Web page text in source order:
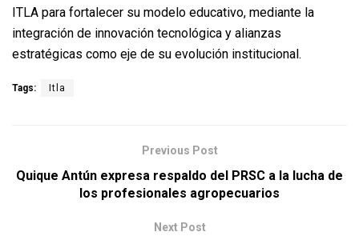
ITLA para fortalecer su modelo educativo, mediante la
integración de innovación tecnológica y alianzas
estratégicas como eje de su evolución institucional.
Tags: Itla
Previous Post
Quique Antún expresa respaldo del PRSC a la lucha de
los profesionales agropecuarios
Next Post